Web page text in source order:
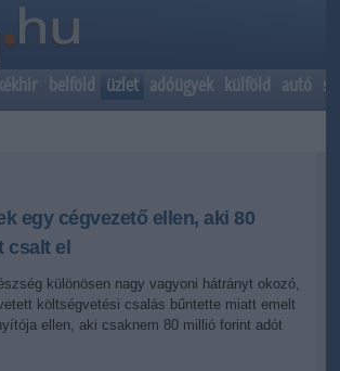
kékhír belföld üzlet adóügyek külföld autó
egy cégvezető ellen, aki 80
csalt el
különösen nagy vagyoni hátrányt okozó,
költségvetési csalás bűntette miatt emelt
ellen, aki csaknem 80 millió forint adót